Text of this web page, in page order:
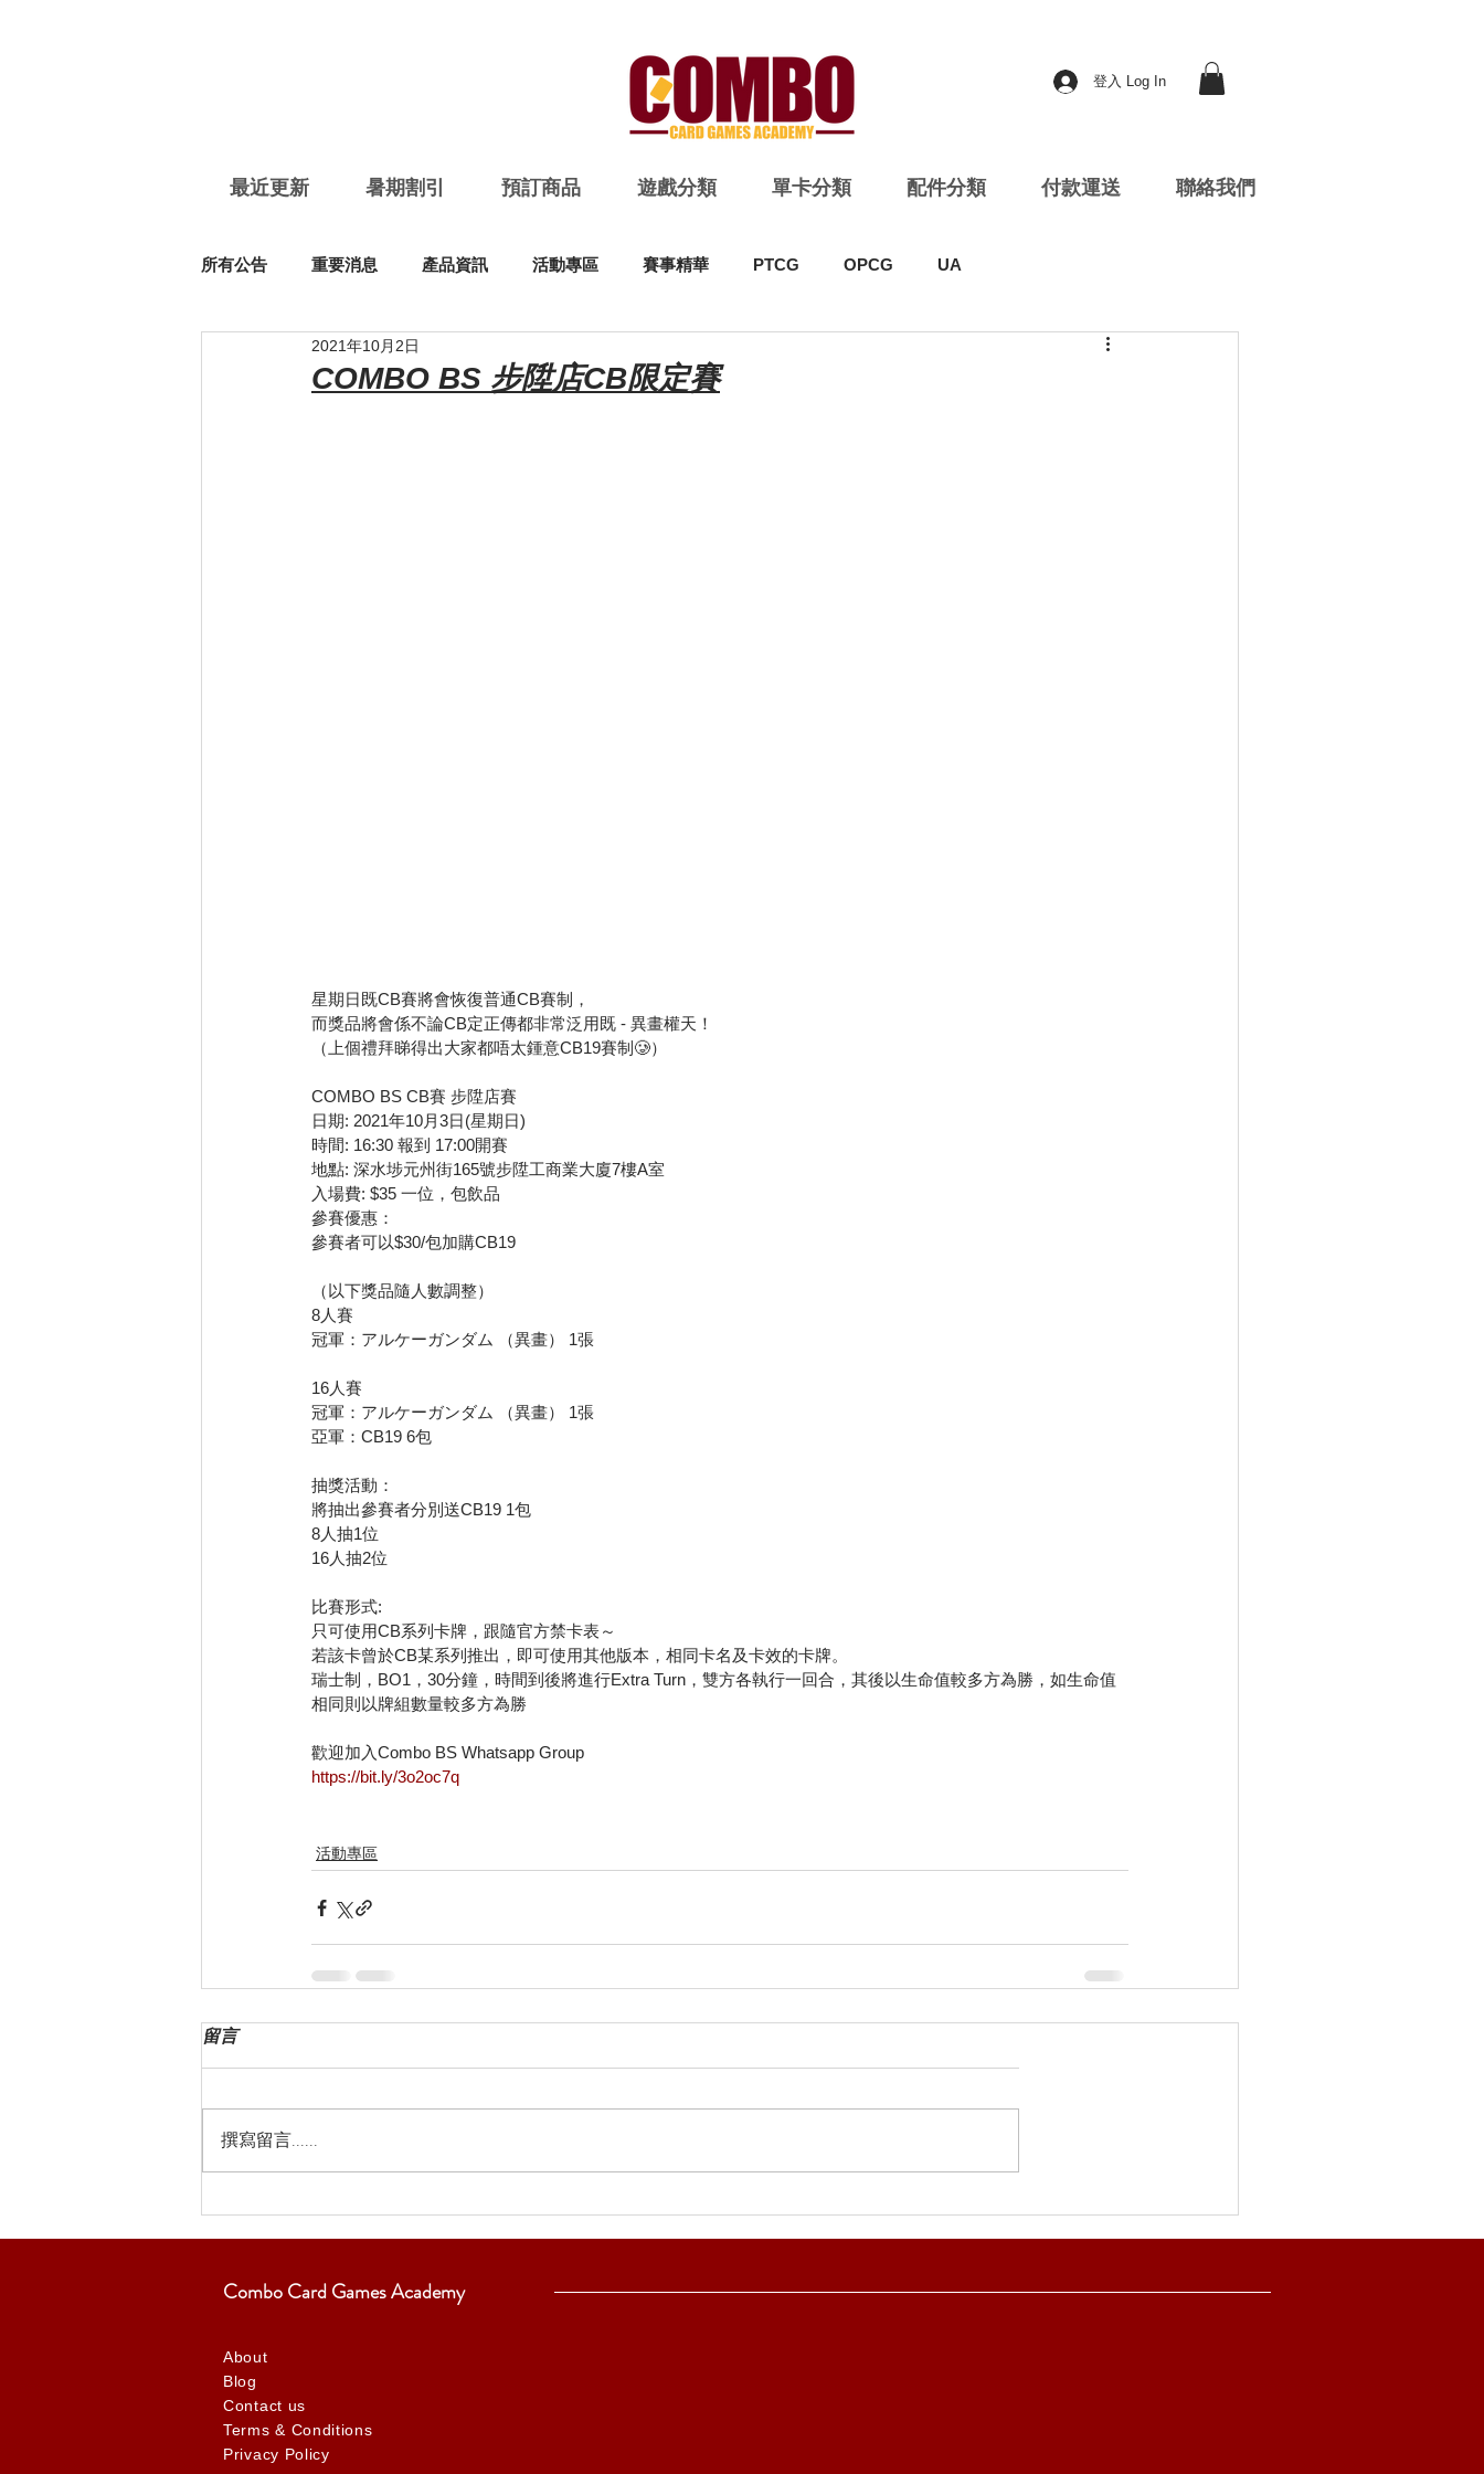
登入 Log In
最近更新 暑期割引 預訂商品 遊戲分類 單卡分類 配件分類 付款運送 聯絡我們
所有公告 重要消息 產品資訊 活動專區 賽事精華 PTCG OPCG UA
COMBO BS 步陞店CB限定賽
2021年10月2日
星期日既CB賽將會恢復普通CB賽制，
而獎品將會係不論CB定正傳都非常泛用既 - 異畫權天！
（上個禮拜睇得出大家都唔太鍾意CB19賽制🥲）
COMBO BS CB賽 步陞店賽
日期: 2021年10月3日(星期日)
時間: 16:30 報到 17:00開賽
地點: 深水埗元州街165號步陞工商業大廈7樓A室
入場費: $35 一位，包飲品
參賽優惠：
參賽者可以$30/包加購CB19
（以下獎品隨人數調整）
8人賽
冠軍：アルケーガンダム （異畫） 1張
16人賽
冠軍：アルケーガンダム （異畫） 1張
亞軍：CB19 6包
抽獎活動：
將抽出參賽者分別送CB19 1包
8人抽1位
16人抽2位
比賽形式:
只可使用CB系列卡牌，跟隨官方禁卡表～
若該卡曾於CB某系列推出，即可使用其他版本，相同卡名及卡效的卡牌。
瑞士制，BO1，30分鐘，時間到後將進行Extra Turn，雙方各執行一回合，其後以生命值較多方為勝，如生命值
相同則以牌組數量較多方為勝
歡迎加入Combo BS Whatsapp Group
https://bit.ly/3o2oc7q
活動專區
留言
撰寫留言......
Combo Card Games Academy
About
Blog
Contact us
Terms & Conditions
Privacy Policy